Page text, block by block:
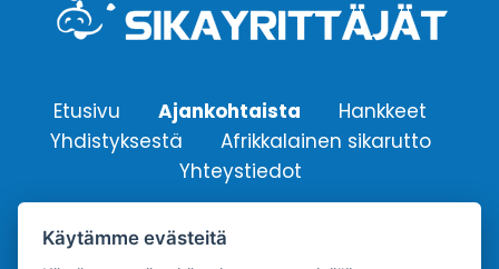
Etusivu Ajankohtaista
Hankkeet
Yhdistyksestä
Afrikkalainen sikarutto
Yhteystiedot
Suomen Sikayrittäjät ry.
Käytämme evästeitä